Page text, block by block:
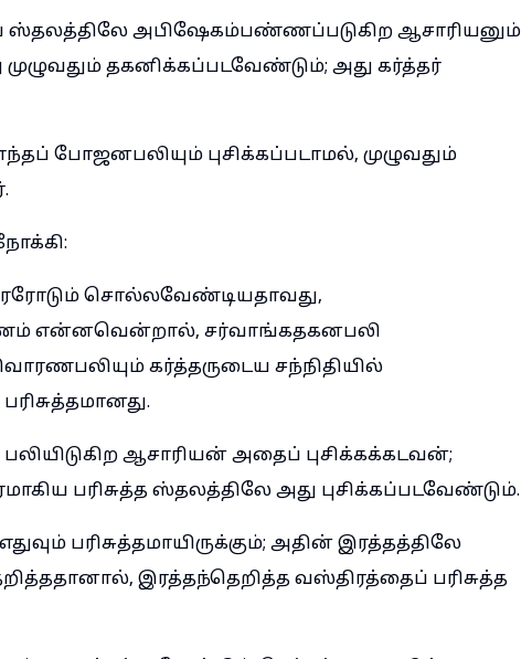
ஸ்தலத்திலே அபிஷேகம்பண்ணப்படுகிற ஆசாரியனும்
தகனிக்கப்படவேண்டும்; அது கர்த்தர்
போஜனபலியும் புசிக்கப்படாமல், முழுவதும்
சொல்லவேண்டியதாவது,
என்னவென்றால், சர்வாங்கதகனபலி
கர்த்தருடைய சந்நிதியில்
ஆசாரியன் அதைப் புசிக்கக்கடவன்;
பரிசுத்த ஸ்தலத்திலே அது புசிக்கப்படவேண்டும்.
பரிசுத்தமாயிருக்கும்; அதின் இரத்தத்திலே
இரத்தந்தெறித்த வஸ்திரத்தைப் பரிசுத்த